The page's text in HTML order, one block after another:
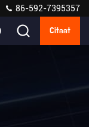
86-592-7395357
Citaat